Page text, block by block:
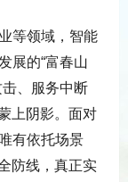
等领域，智能
展的“富春山
、服务中断
上阴影。面对
有依托场景
防线，真正实